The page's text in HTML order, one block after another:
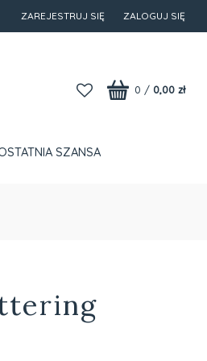
ZAREJESTRUJ SIĘ ZALOGUJ SIĘ
0 / 0,00 zł
SZANSA